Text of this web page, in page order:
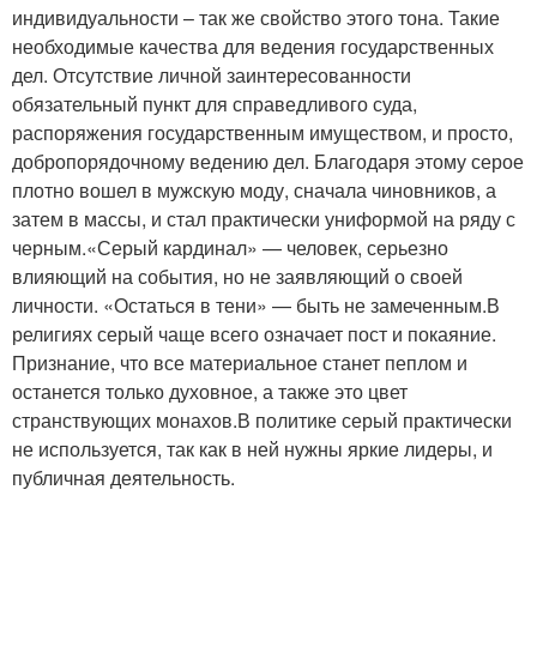
индивидуальности – так же свойство этого тона. Такие
необходимые качества для ведения государственных
дел. Отсутствие личной заинтересованности
обязательный пункт для справедливого суда,
распоряжения государственным имуществом, и просто,
добропорядочному ведению дел. Благодаря этому серое
плотно вошел в мужскую моду, сначала чиновников, а
затем в массы, и стал практически униформой на ряду с
черным.«Серый кардинал» — человек, серьезно
влияющий на события, но не заявляющий о своей
личности. «Остаться в тени» — быть не замеченным.В
религиях серый чаще всего означает пост и покаяние.
Признание, что все материальное станет пеплом и
останется только духовное, а также это цвет
странствующих монахов.В политике серый практически
не используется, так как в ней нужны яркие лидеры, и
публичная деятельность.